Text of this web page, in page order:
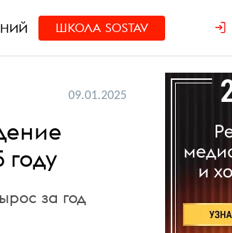
ШКОЛА SOSTAV
09.01.2025
за год